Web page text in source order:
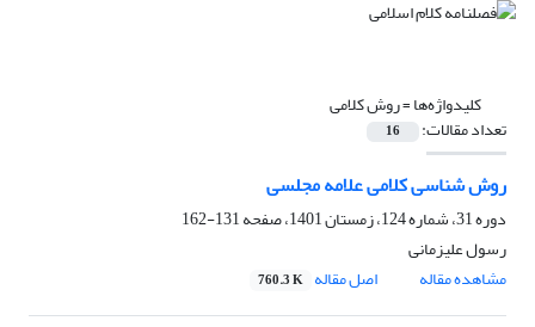
کلیدواژه‌ها =روش کلامی
تعداد مقالات: 16
روش شناسی کلامی علامه مجلسی
دوره 31، شماره 124، زمستان 1401، صفحه
131-162
رسول علیزمانی
مشاهده مقاله
اصل مقاله 760.3 K